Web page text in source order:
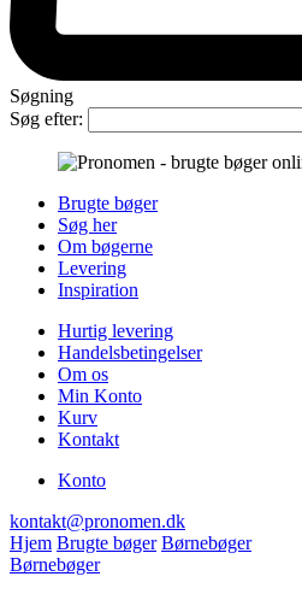
Søgning
Søg efter:
Brugte bøger
Søg her
Om bøgerne
Levering
Inspiration
Hurtig levering
Handelsbetingelser
Om os
Min Konto
Kurv
Kontakt
Konto
kontakt@pronomen.dk
Hjem Brugte bøger Børnebøger
Børnebøger